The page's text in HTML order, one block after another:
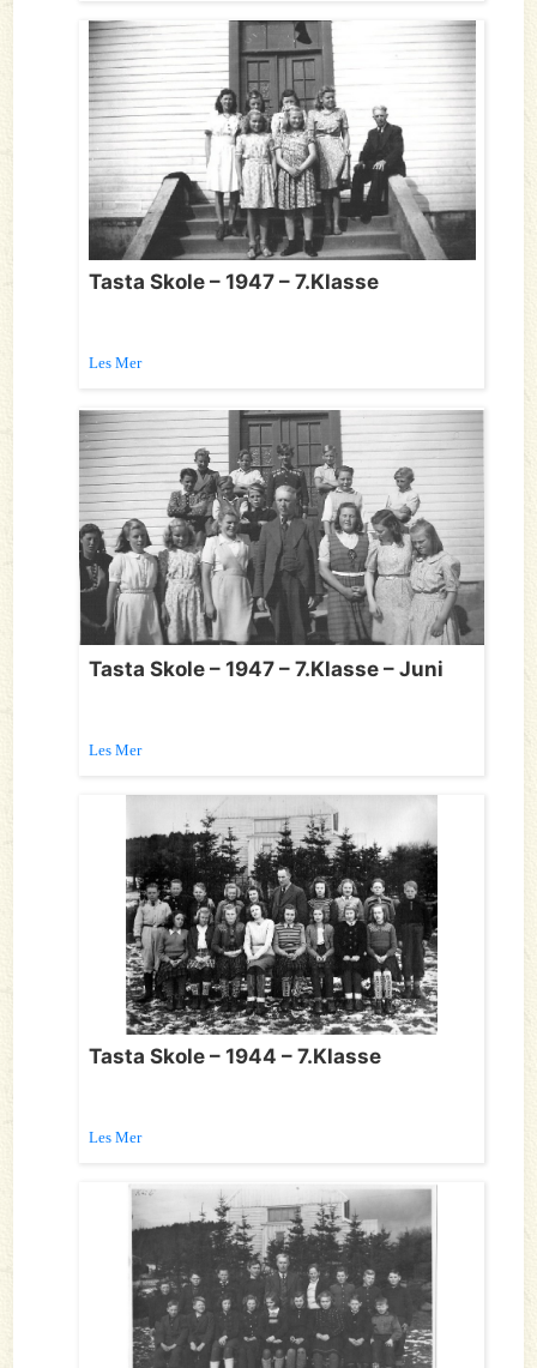
Tasta Skole – 1947 – 7.Klasse
Les Mer
Tasta Skole – 1947 – 7.Klasse – Juni
Les Mer
Tasta Skole – 1944 – 7.Klasse
Les Mer